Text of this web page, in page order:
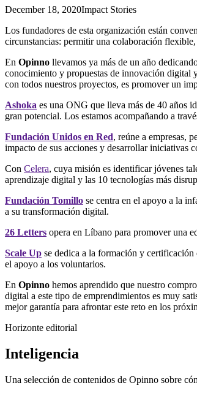
December 18, 2020Impact Stories
Los fundadores de esta organización están
circunstancias: permitir una colaboración
En Opinno llevamos ya más de un año
conocimiento y propuestas de innovación digital
con todos nuestros proyectos, es promover un
Ashoka es una ONG que lleva más de 40 años
gran potencial. Los estamos acompañando a
Fundación Unidos en Red, reúne a empresas,
impacto de sus acciones y desarrollar iniciativas
Con Celera, cuya misión es identificar jóvenes
aprendizaje digital y las 10 tecnologías más
Fundación Tomillo se centra en el apoyo a la
a su transformación digital.
26 Letters opera en Líbano para promover una
Scale Up se dedica a la formación y
el apoyo a los voluntarios.
En Opinno hemos aprendido que nuestro
digital a este tipo de emprendimientos es muy
mejor garantía para afrontar este reto en los
Horizonte editorial
Inteligencia
Una selección de contenidos de Opinno sobre